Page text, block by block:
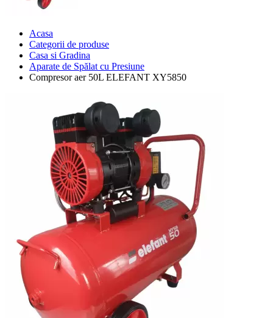
Acasa
Categorii de produse
Casa si Gradina
Aparate de Spălat cu Presiune
Compresor aer 50L ELEFANT XY5850